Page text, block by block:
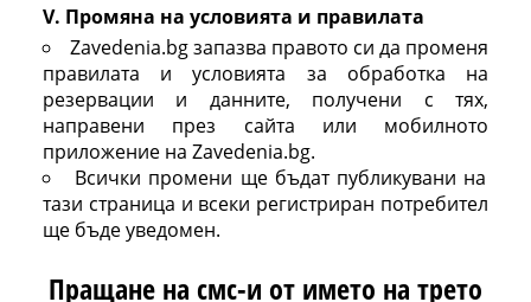
V. Промяна на условията и правилата
Zavedenia.bg запазва правото си да променя
правилата и условията за обработка на
резервации и данните, получени с тях,
направени през сайта или мобилното
приложение на Zavedenia.bg.
Всички промени ще бъдат публикувани на
тази страница и всеки регистриран потребител
ще бъде уведомен.
Пращане на смс-и от името на трето